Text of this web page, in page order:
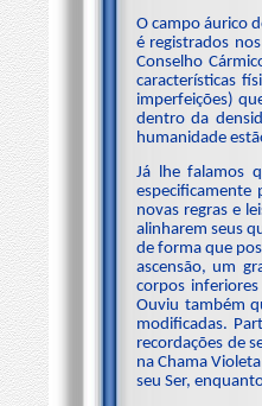
O campo áurico
é registrados
Conselho
características
imperfeições)
dentro da
humanidade
Já lhe falamos
novas regras e
alinharem seus
de forma que
ascensão, um
corpos
Ouviu também
modificadas.
recordações de
na Chama
seu Ser,